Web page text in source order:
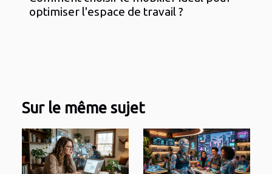
optimiser l'espace de travail ?
Sur le même sujet